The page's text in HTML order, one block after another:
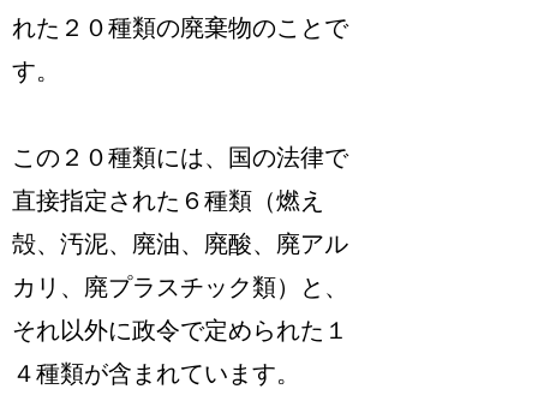
れた２０種類の廃棄物のこと で
す。
この ２０種類には、国の法律で
直接指定された６種類（燃え
殻、汚泥、廃油、廃酸、廃アル
カリ、廃プラスチック類）と、
それ以外に政令で定められた１
４種類が含まれています。